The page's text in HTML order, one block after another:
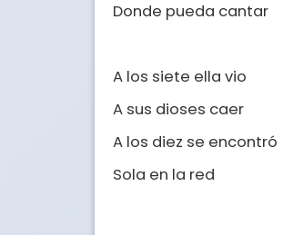
Donde pueda cantar
A los siete ella vio
A sus dioses caer
A los diez se encontró
Sola en la red